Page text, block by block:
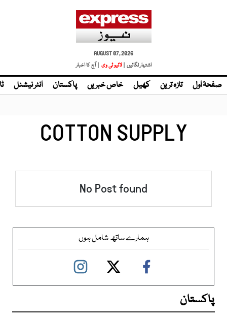
AUGUST 07, 2026
اشتہار لگائیں | لائیو ٹی وی | آج کا اخبار
صفحۂ اول تازہ ترین کھیل خاص خبریں پاکستان انٹر نیشنل
COTTON SUPPLY
No Post found
ہمارے ساتھ شامل ہوں
پاکستان